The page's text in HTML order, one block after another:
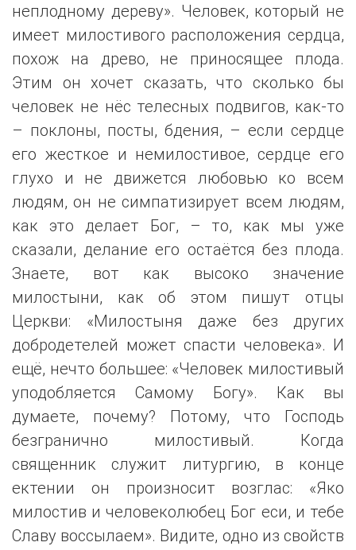
неплодному дереву». Человек, который не
имеет милостивого расположения сердца,
похож на древо, не приносящее плода.
Этим он хочет сказать, что сколько бы
человек не нёс телесных подвигов, как-то
– поклоны, посты, бдения, – если сердце
его жесткое и немилостивое, сердце его
глухо и не движется любовью ко всем
людям, он не симпатизирует всем людям,
как это делает Бог, – то, как мы уже
сказали, делание его остаётся без плода.
Знаете, вот как высоко значение
милостыни, как об этом пишут отцы
Церкви: «Милостыня даже без других
добродетелей может спасти человека». И
ещё, нечто большее: «Человек милостивый
уподобляется Самому Богу». Как вы
думаете, почему? Потому, что Господь
безгранично милостивый. Когда
священник служит литургию, в конце
ектении он произносит возглас: «Яко
милостив и человеколюбец Бог еси, и тебе
Славу воссылаем». Видите, одно из свойств